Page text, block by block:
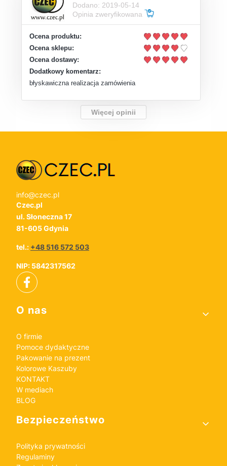
Dodano: 2019-05-14
Opinia zweryfikowana
Ocena produktu:
Ocena sklepu:
Ocena dostawy:
Dodatkowy komentarz:
błyskawiczna realizacja zamówienia
Więcej opinii
info@czec.pl
Czec.pl
ul. Słoneczna 17
81-605 Gdynia
tel.: +48 516 572 503
NIP: 5842317562
Linki w stopce
O nas
O firmie
Pomoce dydaktyczne
Pakowanie na prezent
Kolorowe Kaszuby
KONTAKT
W mediach
BLOG
Bezpieczeństwo
Polityka prywatności
Regulaminy